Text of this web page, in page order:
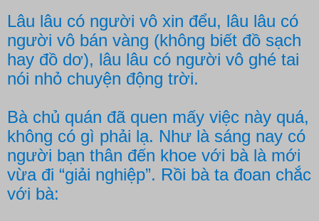
Lâu lâu có người vô xin đểu, lâu lâu có
người vô bán vàng (không biết đồ sạch
hay đồ dơ), lâu lâu có người vô ghé tai
nói nhỏ chuyện động trời.
Bà chủ quán đã quen mấy việc này quá,
không có gì phải lạ. Như là sáng nay có
người bạn thân đến khoe với bà là mới
vừa đi “giải nghiệp”. Rồi bà ta đoan chắc
với bà: